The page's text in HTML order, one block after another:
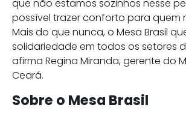
que não estamos sozinhos nesse
possível trazer conforto para quem
Mais do que nunca, o Mesa Brasil
solidariedade em todos os setores
afirma Regina Miranda, gerente do
Ceará.
Sobre o Mesa Brasil